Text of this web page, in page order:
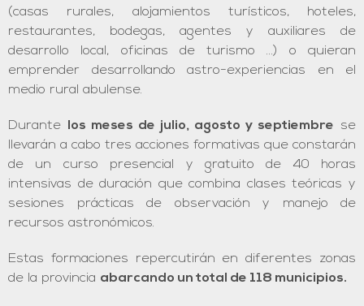
(casas rurales, alojamientos turísticos, hoteles,
restaurantes, bodegas, agentes y auxiliares de
desarrollo local, oficinas de turismo …) o quieran
emprender desarrollando astro-experiencias en el
medio rural abulense.
Durante los meses de julio, agosto y septiembre se
llevarán a cabo tres acciones formativas que constarán
de un curso presencial y gratuito de 40 horas
intensivas de duración que combina clases teóricas y
sesiones prácticas de observación y manejo de
recursos astronómicos.
Estas formaciones repercutirán en diferentes zonas
de la provincia abarcando un total de 118 municipios.